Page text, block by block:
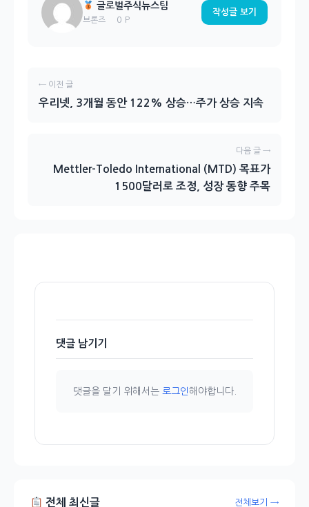
글로벌주식뉴스팀
브론즈 0 P
작성글 보기
← 이전 글
우리넷, 3개월 동안 122% 상승…주가 상승 지속
다음 글 →
Mettler-Toledo International (MTD) 목표가
1500달러로 조정, 성장 동향 주목
댓글 남기기
댓글을 달기 위해서는 로그인해야합니다.
전체 최신글 전체보기 →